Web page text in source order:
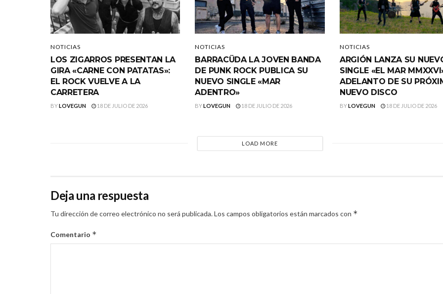
NOTICIAS
LOS ZIGARROS PRESENTAN LA
GIRA «CARNE CON PATATAS»:
EL ROCK VUELVE A LA
CARRETERA
BYLOVEGUN 18 DE JULIO DE 2026
NOTICIAS
BARRACÜDA LA JOVEN BANDA
DE PUNK ROCK PUBLICA SU
NUEVO SINGLE «MAR
ADENTRO»
BYLOVEGUN 18 DE JULIO DE 2026
NOTICIAS
ARGIÓN LANZA SU
SINGLE «EL MAR
ADELANTO DE SU
NUEVO DISCO
BYLOVEGUN 18 DE JULIO DE 2026
LOAD MORE
Deja una respuesta
Tu dirección de correo electrónico no será publicada.Los campos obligatorios están marcados con *
Comentario *